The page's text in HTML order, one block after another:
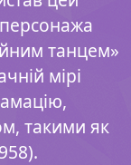
танцем»
мірі
такими як